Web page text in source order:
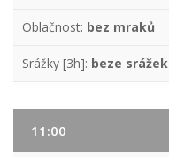
Oblačnost: bez mraků
Srážky [3h]: beze srážek
11:00